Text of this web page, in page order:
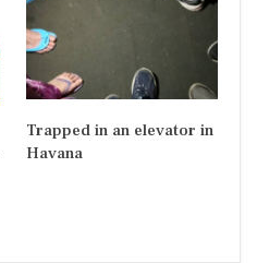
Trapped in an elevator in
Havana